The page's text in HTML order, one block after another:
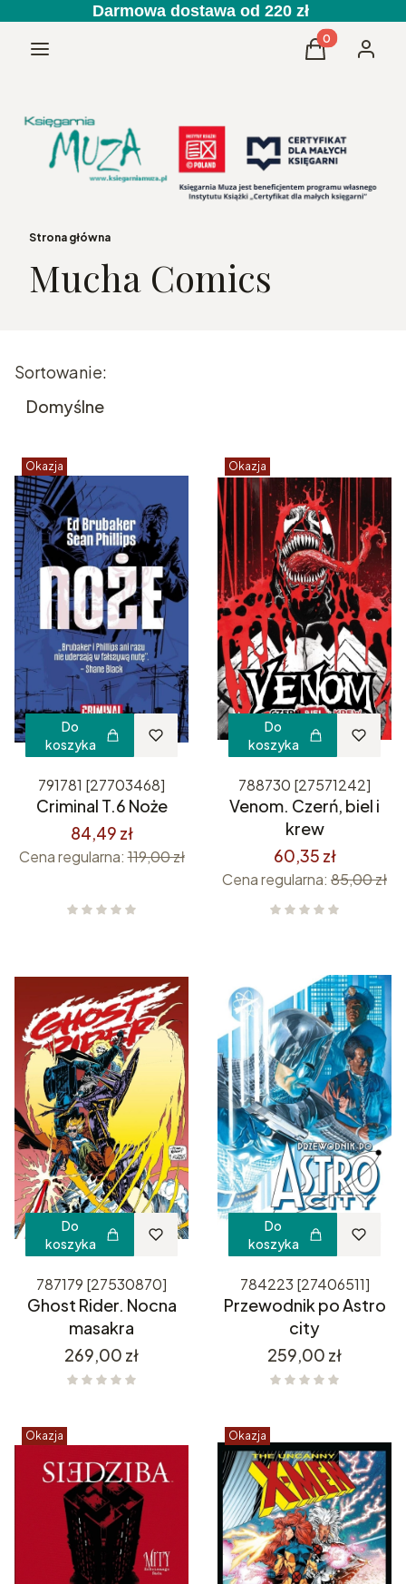
Darmowa dostawa od 220 zł
Menu Produkty w
Koszyk
Strona główna
Mucha Comics
Lista produktów
Sortowanie:
Domyślne
Okazja
Do
koszyka
791781 [27703468]
Criminal T.6 Noże
84,49 zł
Cena regularna: 119,00 zł
Okazja
Do
koszyka
788730 [27571242]
Venom. Czerń, biel i
krew
60,35 zł
Cena regularna: 85,00 zł
Do
koszyka
787179 [27530870]
Ghost Rider. Nocna
masakra
Cena
269,00 zł
Do
koszyka
784223 [27406511]
Przewodnik po Astro
city
Cena
259,00 zł
Okazja Okazja